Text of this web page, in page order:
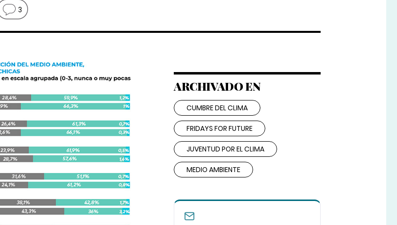
3
ARCHIVADO EN
CUMBRE DEL CLIMA
FRIDAYS FOR FUTURE
JUVENTUD POR EL CLIMA
MEDIO AMBIENTE